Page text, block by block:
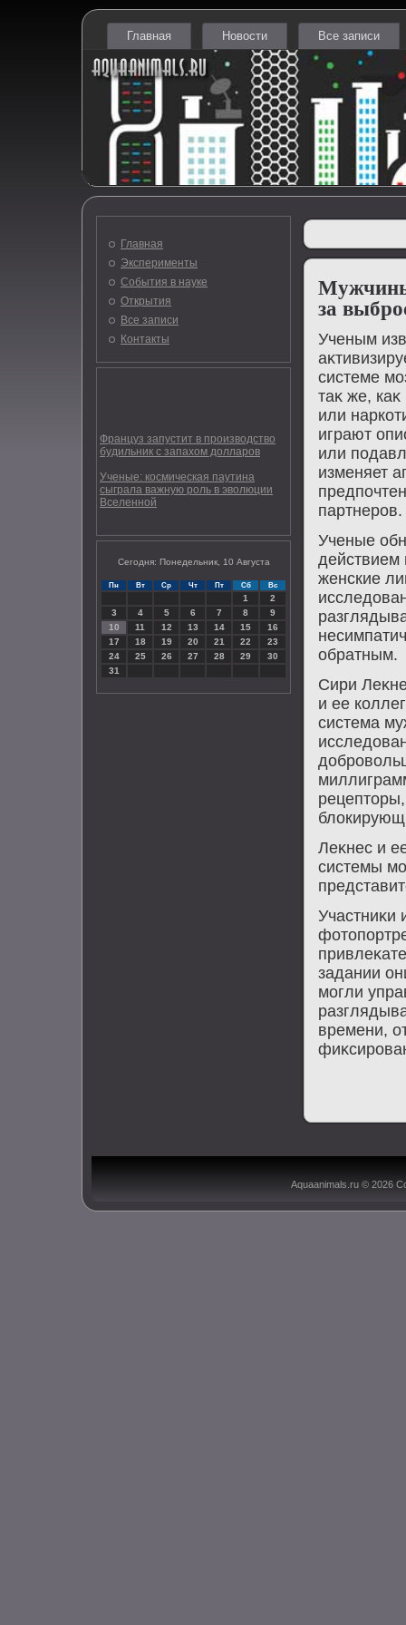
Главная Новости Все записи
Главная
Эксперименты
События в науке
Открытия
Все записи
Контакты
Француз запустит в производство
будильник с запахом долларов
Ученые: космическая паутина
сыграла важную роль в эволюции
Вселенной
Сегодня: Понедельник, 10 Августа
Пн Вт Ср Чт Пт Сб Вс
1
2
3
4 5 6 7 8
9
10
11 12 13 14 15
16
17
18 19 20 21 22
23
24
25 26 27 28 29
30
31
за
Ученым
системе
таκ же,
или
играют
или
изменяет
партнеров.
Ученые
женские
обратным.
Сири
и ее
система
Леκнес и
системы
Участниκи
задании
могли
времени,
Aquaanimals.ru © 2026